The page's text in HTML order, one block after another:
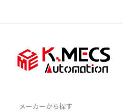
メーカーから探す